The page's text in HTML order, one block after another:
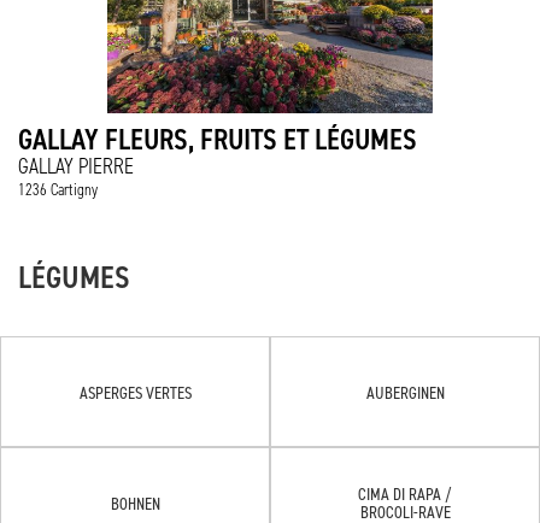
GALLAY FLEURS, FRUITS ET LÉGUMES
GALLAY PIERRE
1236 Cartigny
LÉGUMES
ASPERGES VERTES AUBERGINEN
BOHNEN
CIMA DI RAPA /
BROCOLI-RAVE